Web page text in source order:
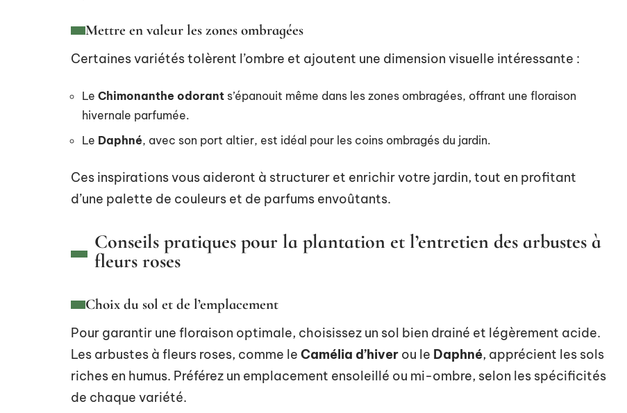
Mettre en valeur les zones ombragées
Certaines variétés tolèrent l’ombre et ajoutent une dimension visuelle intéressante :
Le Chimonanthe odorant s’épanouit même dans les zones ombragées, offrant une floraison
hivernale parfumée.
Le Daphné, avec son port altier, est idéal pour les coins ombragés du jardin.
Ces inspirations vous aideront à structurer et enrichir votre jardin, tout en profitant
d’une palette de couleurs et de parfums envoûtants.
Conseils pratiques pour la plantation et l’entretien des arbustes à
fleurs roses
Choix du sol et de l’emplacement
Pour garantir une floraison optimale, choisissez un sol bien drainé et légèrement acide.
Les arbustes à fleurs roses, comme le Camélia d’hiver ou le Daphné, apprécient les sols
riches en humus. Préférez un emplacement ensoleillé ou mi-ombre, selon les spécificités
de chaque variété.